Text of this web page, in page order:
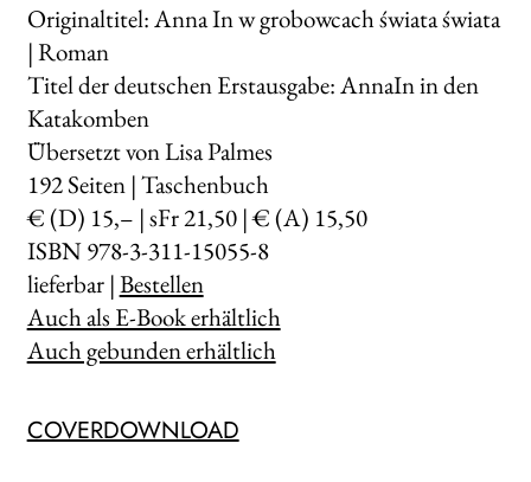
Originaltitel: Anna In w grobowcach świata świata
| Roman
Titel der deutschen Erstausgabe: AnnaIn in den
Katakomben
Übersetzt von Lisa Palmes
192Seiten | Taschenbuch
€ (D) 15,– | sFr 21,50 | € (A) 15,50
ISBN 978-3-311-15055-8
lieferbar |Bestellen
Auch als E-Book erhältlich
Auch gebunden erhältlich
COVERDOWNLOAD